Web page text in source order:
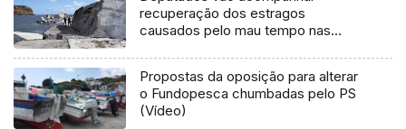
recuperação dos estragos
causados pelo mau tempo nas
Propostas da oposição para alterar
o Fundopesca chumbadas pelo PS
(Vídeo)